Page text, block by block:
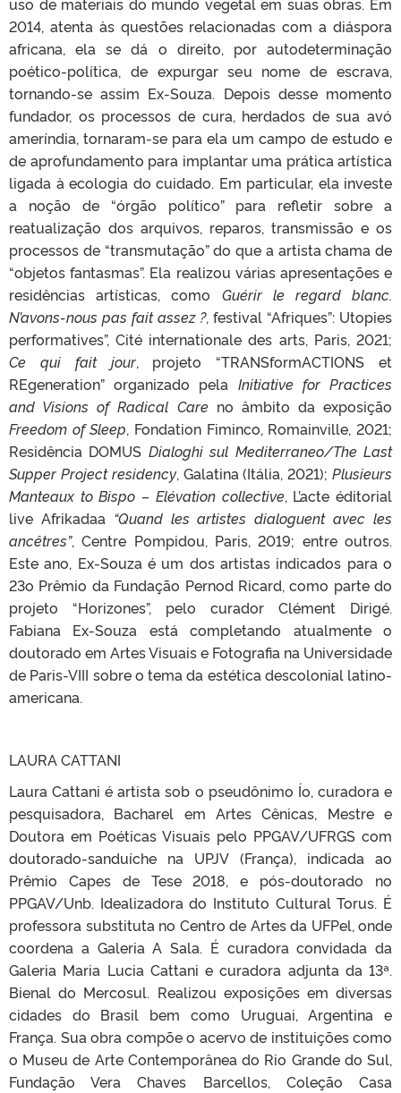
2014, atenta às questões relacionadas com a diáspora
africana, ela se dá o direito, por autodeterminação
poético-política, de expurgar seu nome de escrava,
tornando-se assim Ex-Souza. Depois desse momento
fundador, os processos de cura, herdados de sua avó
ameríndia, tornaram-se para ela um campo de estudo e
de aprofundamento para implantar uma prática artística
ligada à ecologia do cuidado. Em particular, ela investe
a noção de “órgão político” para refletir sobre a
reatualização dos arquivos, reparos, transmissão e os
processos de “transmutação” do que a artista chama de
“objetos fantasmas”. Ela realizou várias apresentações e
residências artísticas, como Guérir le regard blanc.
N’avons-nous pas fait assez ?, festival “Afriques”: Utopies
performatives”, Cité internationale des arts, Paris, 2021;
Ce qui fait jour, projeto “TRANSformACTIONS et
REgeneration” organizado pela Initiative for Practices
and Visions of Radical Careno âmbito da exposição
Freedom of Sleep, Fondation Fiminco, Romainville, 2021;
Residência DOMUS Dialoghi sul Mediterraneo/The Last
Supper Project residency, Galatina (Itália, 2021);Plusieurs
Manteaux to Bispo – Elévation collective, L’acte éditorial
live Afrikadaa “Quand les artistes dialoguent avec les
ancêtres”, Centre Pompidou, Paris, 2019; entre outros.
Este ano, Ex-Souza é um dos artistas indicados para o
23o Prêmio da Fundação Pernod Ricard, como parte do
projeto “Horizones”, pelo curador Clément Dirigé.
Fabiana Ex-Souza está completando atualmente o
doutorado em Artes Visuais e Fotografia na Universidade
de Paris-VIII sobre o tema da estética descolonial latino-
americana.
LAURA CATTANI
Laura Cattani é artista sob o pseudônimo Ío, curadora e
pesquisadora, Bacharel em Artes Cênicas, Mestre e
Doutora em Poéticas Visuais pelo PPGAV/UFRGS com
doutorado-sanduíche na UPJV (França), indicada ao
Prêmio Capes de Tese 2018, e pós-doutorado no
PPGAV/Unb. Idealizadora do Instituto Cultural Torus. É
professora substituta no Centro de Artes da UFPel, onde
coordena a Galeria A Sala. É curadora convidada da
Galeria Maria Lucia Cattani e curadora adjunta da 13ª.
Bienal do Mercosul. Realizou exposições em diversas
cidades do Brasil bem como Uruguai, Argentina e
França. Sua obra compõe o acervo de instituições como
o Museu de Arte Contemporânea do Rio Grande do Sul,
Fundação Vera Chaves Barcellos, Coleção Casa